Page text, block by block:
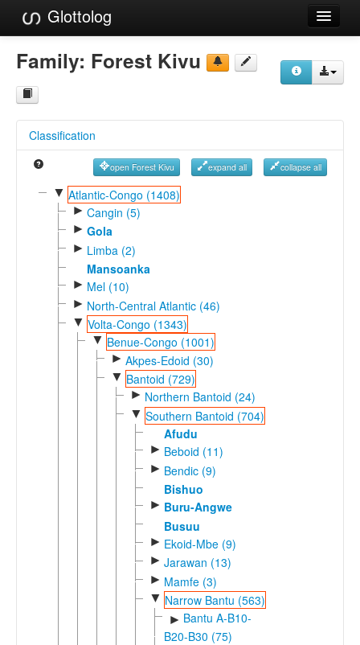
Glottolog
Languages
Families
References
Reference Search
GlottoScope
Family: Forest Kivu
Classification
open Forest Kivu expand all collapse all
▼ Atlantic-Congo (1408)
► Cangin (5)
► Gola
► Limba (2)
Mansoanka
► Mel (10)
► North-Central Atlantic (46)
▼ Volta-Congo (1343)
▼ Benue-Congo (1001)
► Akpes-Edoid (30)
▼ Bantoid (729)
► Northern Bantoid (24)
▼ Southern Bantoid (704)
Afudu
► Beboid (11)
► Bendic (9)
Bishuo
► Buru-Angwe
Busuu
► Ekoid-Mbe (9)
► Jarawan (13)
► Mamfe (3)
▼ Narrow Bantu (563)
► Bantu A-B10-
B20-B30 (75)